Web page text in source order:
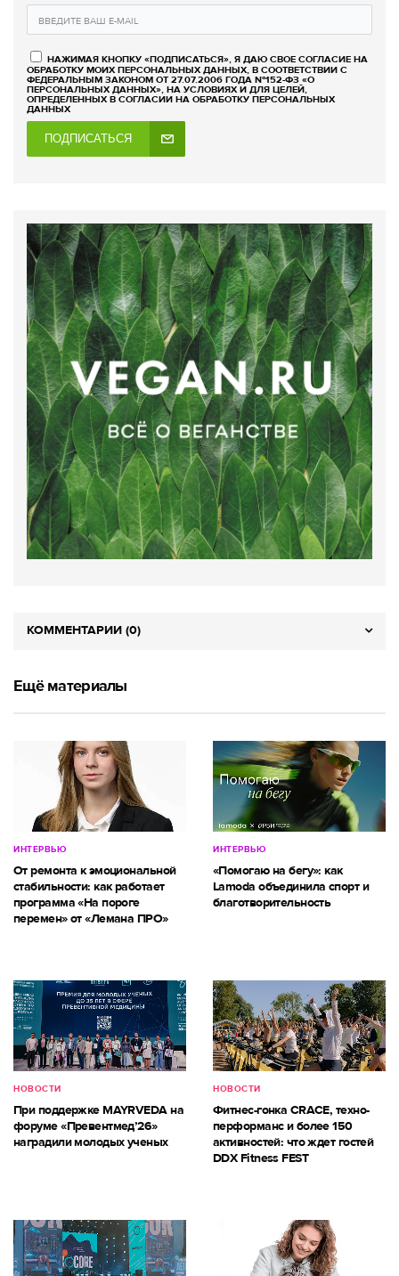
НАЖИМАЯ КНОПКУ «ПОДПИСАТЬСЯ», Я ДАЮ СВОЕ СОГЛАСИЕ НА
ОБРАБОТКУ МОИХ ПЕРСОНАЛЬНЫХ ДАННЫХ, В СООТВЕТСТВИИ С
ФЕДЕРАЛЬНЫМ ЗАКОНОМ ОТ 27.07.2006 ГОДА №152-ФЗ «О
ПЕРСОНАЛЬНЫХ ДАННЫХ», НА УСЛОВИЯХ И ДЛЯ ЦЕЛЕЙ,
ОПРЕДЕЛЕННЫХ В СОГЛАСИИ НА ОБРАБОТКУ ПЕРСОНАЛЬНЫХ
ДАННЫХ
ПОДПИСАТЬСЯ
КОММЕНТАРИИ (0)
Ещё материалы
ИНТЕРВЬЮ
От ремонта к эмоциональной
стабильности: как работает
программа «На пороге
перемен» от «Лемана ПРО»
ИНТЕРВЬЮ
«Помогаю на бегу»: как
Lamoda объединила спорт и
благотворительность
НОВОСТИ
При поддержке MAYRVEDA на
форуме «Превентмед’26»
наградили молодых ученых
НОВОСТИ
Фитнес-гонка CRACE, техно-
перформанс и более 150
активностей: что ждет гостей
DDX Fitness FEST